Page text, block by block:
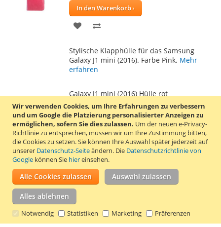
Wir verwenden Cookies, um Ihre Erfahrungen zu verbessern
und um Google die Platzierung personalisierter Anzeigen zu
ermöglichen, sofern Sie dies zulassen. Um der neuen e-Privacy-
Richtlinie zu entsprechen, müssen wir um Ihre Zustimmung bitten,
die Cookies zu setzen.Sie können Ihre Auswahl später jederzeit auf
unserer Datenschutz-Seiteändern. Die Datenschutzrichtlinie von
Google können Sie hiereinsehen.
Alle Cookies zulassen Auswahl zulassen
Alles ablehnen
Notwendig Statistiken Marketing Präferenzen
In den Warenkorb
ZUR
HINZUFÜGEN
HINZUFÜGEN
Stylische Klapphülle für das Samsung
Galaxy J1 mini (2016). Farbe Pink. Mehr
erfahren
Galaxy J1 mini (2016) Hülle rot
7,82 €
Inkl. 19% MwSt., zzgl.Versand
In den Warenkorb
ZUR
WUNSCHLISTE
HINZUFÜGEN
ZUR
VERGLEICHSLISTE
HINZUFÜGEN
Stylische Klapphülle für das Samsung
Galaxy J1 mini (2016). Farbe Rot.Mehr